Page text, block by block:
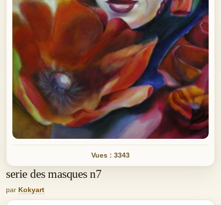
Vues : 3343
serie des masques n7
par Kokyart